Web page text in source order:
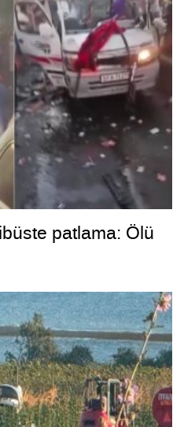
patlama: Ölü